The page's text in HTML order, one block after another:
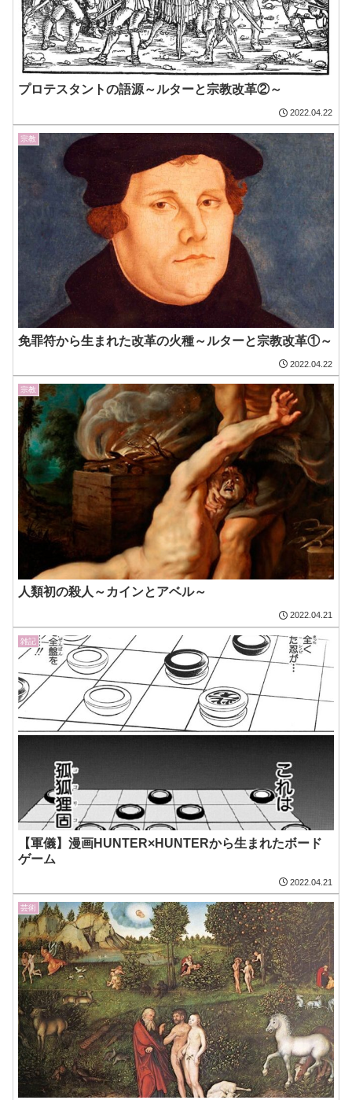
プロテスタントの語源～ルターと宗教改革②～
2022.04.22
宗教
免罪符から生まれた改革の火種～ルターと宗教改革①～
2022.04.22
宗教
人類初の殺人～カインとアベル～
2022.04.21
雑記
【軍儀】漫画HUNTER×HUNTERから生まれたボード
ゲーム
2022.04.21
芸術